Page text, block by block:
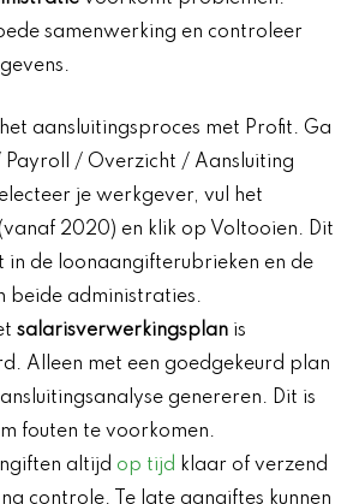
samenwerking en controleer
aansluitingsproces met Profit. Ga
Payroll / Overzicht / Aansluiting
je werkgever, vul het
2020) en klik op Voltooien. Dit
in de loonaangifterubrieken en de
beide administraties.
salarisverwerkingsplan is
Alleen met een goedgekeurd plan
genereren. Dit is
fouten te voorkomen.
altijd op tijd klaar of verzend
controle. Te late aangiftes kunnen